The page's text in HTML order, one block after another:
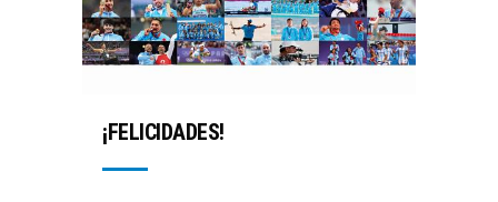
¡FELICIDADES!